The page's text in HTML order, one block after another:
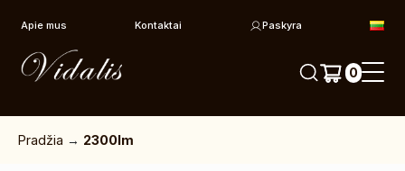
Apie mus Kontaktai Paskyra
0
Pradžia → 2300lm